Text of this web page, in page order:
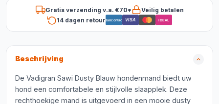
Gratis verzending v.a. €70*
Veilig betalen
14 dagen retourBancontact VISA iDEAL
Beschrijving
De Vadigran Sawi Dusty Blauw hondenmand biedt uw
hond een comfortabele en stijlvolle slaapplek. Deze
rechthoekige mand is uitgevoerd in een mooie dusty